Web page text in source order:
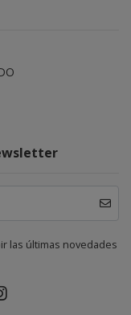
las últimas novedades